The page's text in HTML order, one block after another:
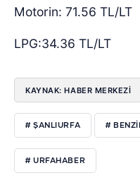
Motorin: 71.56 TL/LT
LPG:34.36 TL/LT
KAYNAK: HABER MERKEZİ
# ŞANLIURFA #
# URFAHABER